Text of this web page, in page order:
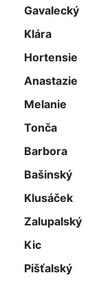
Gavalecký
Klára
Hortensie
Anastazie
Melanie
Tonča
Barbora
Bašinský
Klusáček
Zalupalský
Kic
Pišťalský